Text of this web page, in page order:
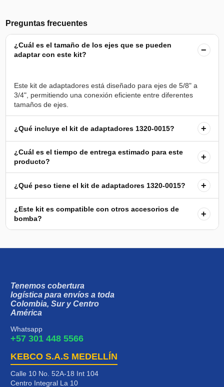
Preguntas frecuentes
¿Cuál es el tamaño de los ejes que se pueden
adaptar con este kit?
−
Este kit de adaptadores está diseñado para ejes de 5/8" a
3/4", permitiendo una conexión eficiente entre diferentes
¿Qué incluye el kit de adaptadores 1320-0015? +
¿Cuál es el tiempo de entrega estimado para este
producto?
+
¿Qué peso tiene el kit de adaptadores 1320-0015? +
¿Este kit es compatible con otros accesorios de
bomba?
+
Tenemos cobertura
logística para envíos a toda
Colombia, Sur y Centro
América
Whatsapp
+57 301 448 5566
KEBCO S.A.S MEDELLÍN
Calle 10 No. 52A-18 Int 104
Centro Integral La 10